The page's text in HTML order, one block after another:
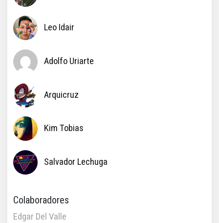
Leo Idair
Adolfo Uriarte
Arquicruz
Kim Tobias
Salvador Lechuga
Colaboradores
Edgar Del Valle